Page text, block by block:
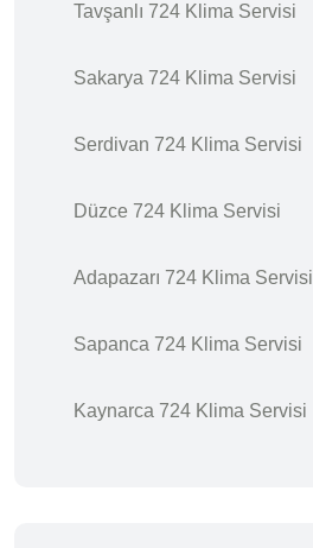
Tavşanlı 724 Klima Servisi
Sakarya 724 Klima Servisi
Serdivan 724 Klima Servisi
Düzce 724 Klima Servisi
Adapazarı 724 Klima Servisi
Sapanca 724 Klima Servisi
Kaynarca 724 Klima Servisi